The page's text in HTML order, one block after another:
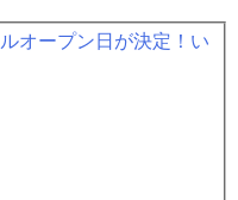
オープン日が決定！い